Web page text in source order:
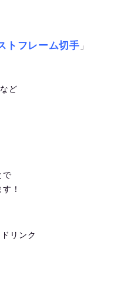
トフレーム切手 」
ど
で
！
リンク